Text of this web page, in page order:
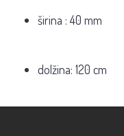
širina : 40 mm
dolžina: 120 cm